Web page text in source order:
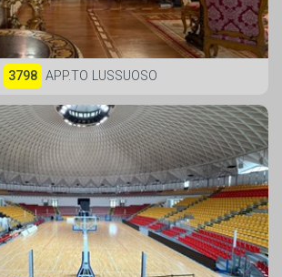
3798 APP.TO LUSSUOSO